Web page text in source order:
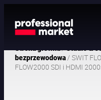
/
bezprzewodowa/ SWIT
FLOW2000 SDI i HDMI